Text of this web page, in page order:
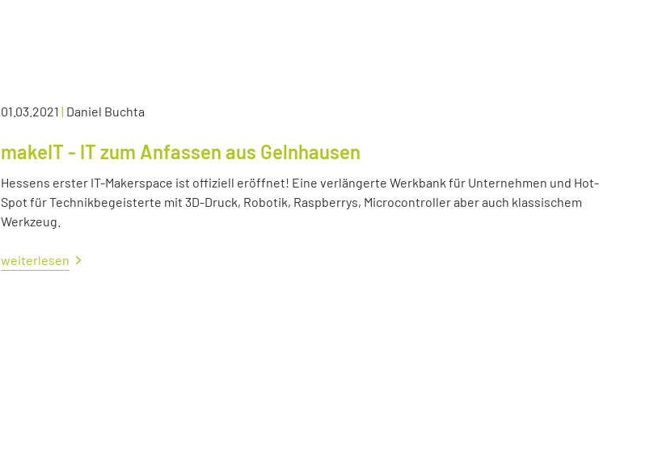
01.03.2021 | Daniel Buchta
makeIT - IT zum Anfassen aus Gelnhausen
Hessens erster IT-Makerspace ist offiziell eröffnet! Eine verlängerte Werkbank für Unternehmen und Hot-
Spot für Technikbegeisterte mit 3D-Druck, Robotik, Raspberrys, Microcontroller aber auch klassischem
Werkzeug.
weiterlesen